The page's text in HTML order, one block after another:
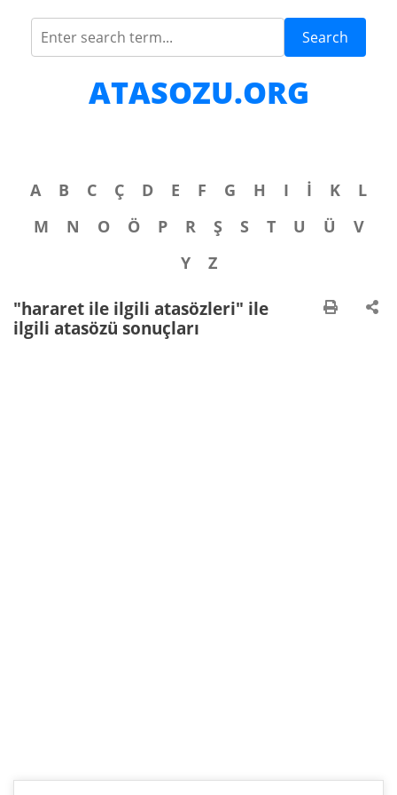
Search
ATASOZU.ORG
A B C Ç D E F G H I İ K
L
M
N O Ö P R Ş S T U Ü
V
Y
Z
"hararet ile ilgili atasözleri" ile
ilgili atasözü sonuçları